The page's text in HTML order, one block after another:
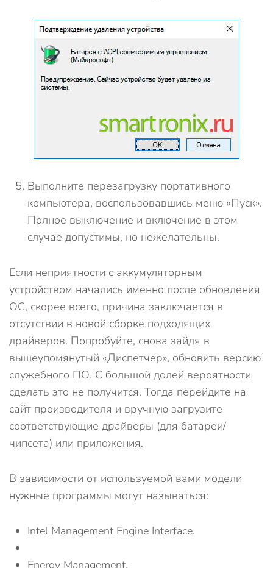
Выполните перезагрузку портативного
компьютера, воспользовавшись меню «Пуск».
Полное выключение и включение в этом
случае допустимы, но нежелательны.
Если неприятности с аккумуляторным
устройством начались именно после обновления
ОС, скорее всего, причина заключается в
отсутствии в новой сборке подходящих
драйверов. Попробуйте, снова зайдя в
вышеупомянутый «Диспетчер», обновить версию
служебного ПО. С большой долей вероятности
сделать это не получится. Тогда перейдите на
сайт производителя и вручную загрузите
соответствующие драйверы (для батареи/
чипсета) или приложения.
В зависимости от используемой вами модели
нужные программы могут называться:
Intel Management Engine Interface.